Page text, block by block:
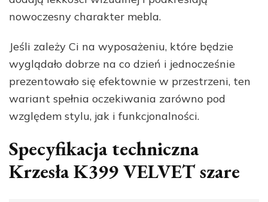
nowoczesny charakter mebla.
Jeśli zależy Ci na wyposażeniu, które będzie
wyglądało dobrze na co dzień i jednocześnie
prezentowało się efektownie w przestrzeni, ten
wariant spełnia oczekiwania zarówno pod
względem stylu, jak i funkcjonalności.
Specyfikacja techniczna
Krzesła K399 VELVET szare